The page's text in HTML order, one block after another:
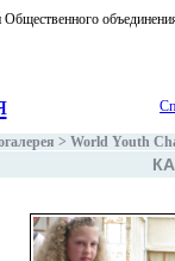
Общественного
> World Youth